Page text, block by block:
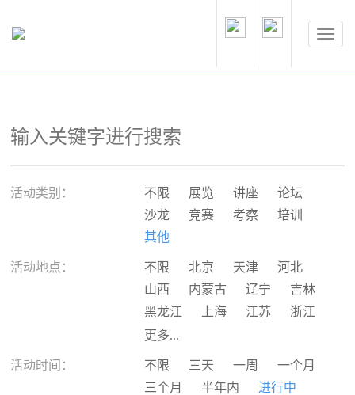
活动类别： 不限 展览 讲座
论坛
沙龙
竞赛 考察
培训
其他
活动地点： 不限 北京 天津
河北
山西
内蒙古 辽宁
吉林
黑龙江
上海 江苏
浙江
安徽
广东
广西
海南 重庆
四川
更多...
活动时间： 不限 三天 一周
一个月
三个月
半年内 进行中